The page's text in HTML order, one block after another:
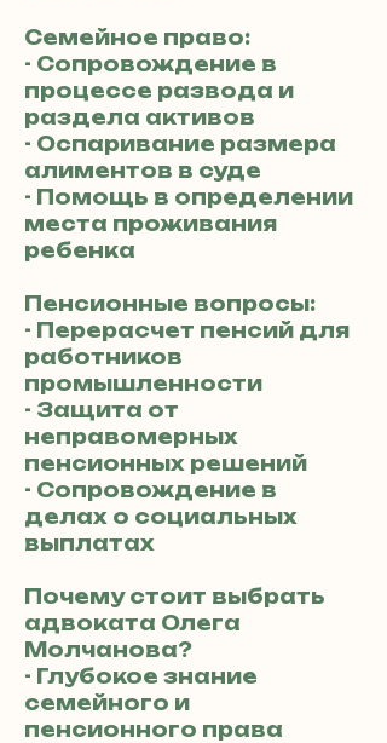
Семейное право:
- Сопровождение в
процессе развода и
раздела активов
- Оспаривание размера
алиментов в суде
- Помощь в определении
места проживания
ребенка
Пенсионные вопросы:
- Перерасчет пенсий для
работников
промышленности
- Защита от
неправомерных
пенсионных решений
- Сопровождение в
делах о социальных
выплатах
Почему стоит выбрать
адвоката Олега
Молчанова?
- Глубокое знание
семейного и
пенсионного права